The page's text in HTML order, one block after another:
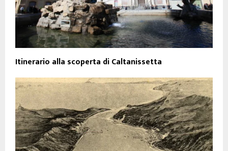
Itinerario alla scoperta di Caltanissetta